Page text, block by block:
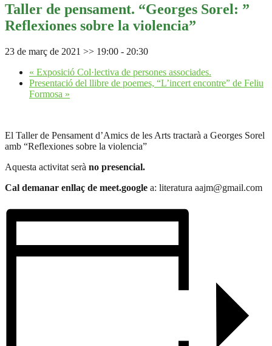
Taller de pensament. “Georges Sorel: ”
Reflexiones sobre la violencia”
23 de març de 2021 >> 19:00 - 20:30
« Exposició Col·lectiva de persones associades.
Presentació del llibre de poemes, “L’incert encontre” de Feliu
Formosa »
El Taller de Pensament d’Amics de les Arts tractarà a Georges Sorel
amb “Reflexiones sobre la violencia”
Aquesta activitat serà no presencial.
Cal demanar enllaç de meet.google a: literatura aajm@gmail.com